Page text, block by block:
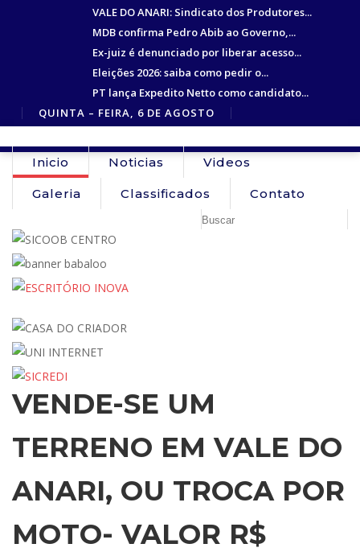
VALE DO ANARI: Sindicato dos Produtores...
MDB confirma Pedro Abib ao Governo,...
Ex-juiz é denunciado por liberar acesso...
Eleições 2026: saiba como pedir o...
PT lança Expedito Netto como candidato...
QUINTA – FEIRA, 6 DE AGOSTO
Inicio Noticias Videos
Galeria Classificados Contato
VENDE-SE UM
TERRENO EM VALE DO
ANARI, OU TROCA POR
MOTO- VALOR R$